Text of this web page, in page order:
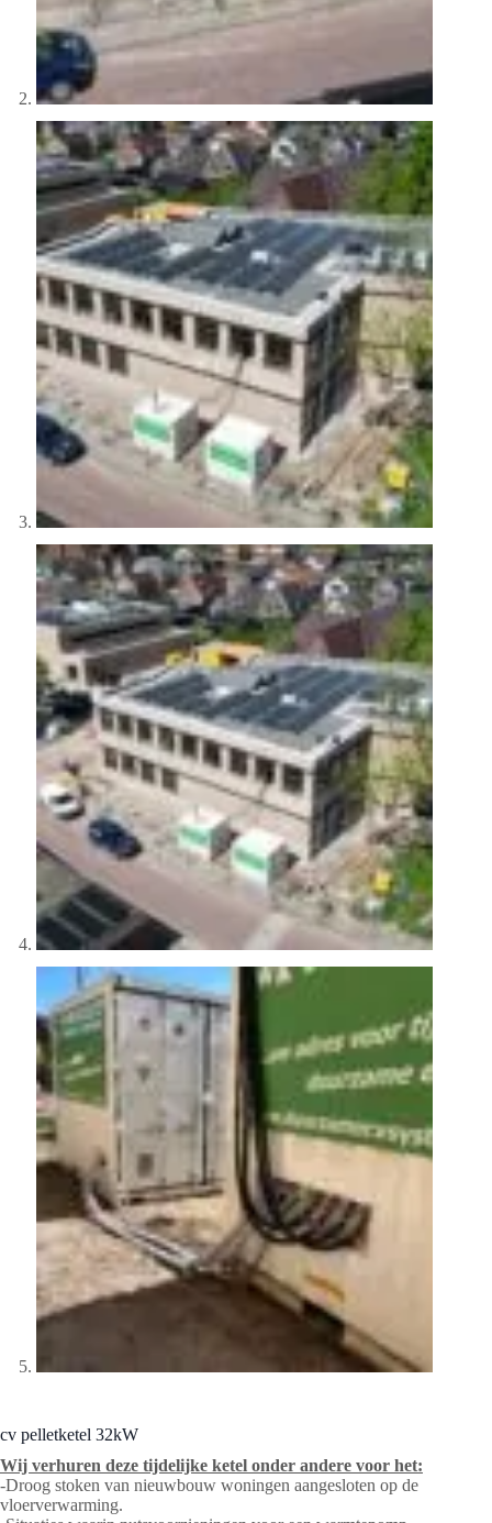
cv pelletketel 32kW
Wij verhuren deze tijdelijke ketel onder andere voor het:
-Droog stoken van nieuwbouw woningen aangesloten op de
vloerverwarming.